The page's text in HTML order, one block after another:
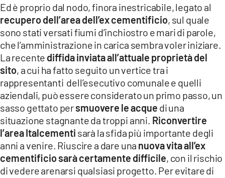
APPLE
Ed è proprio dal nodo, finora inestricabile, legato al
recupero dell’area dell’ex cementificio, sul quale
sono stati versati fiumi d’inchiostro e mari di parole,
che l’amministrazione in carica sembra voler iniziare.
La recente diffida inviata all’attuale proprietà del
sito, a cui ha fatto seguito un vertice tra i
rappresentanti dell’esecutivo comunale e quelli
aziendali, può essere considerato un primo passo, un
sasso gettato persmuovere le acque di una
situazione stagnante da troppi anni. Riconvertire
l’area Italcementi sarà la sfida più importante degli
anni a venire. Riuscire a dare una nuova vita all’ex
cementificio sarà certamente difficile, con il rischio
di vedere arenarsi qualsiasi progetto. Per evitare di